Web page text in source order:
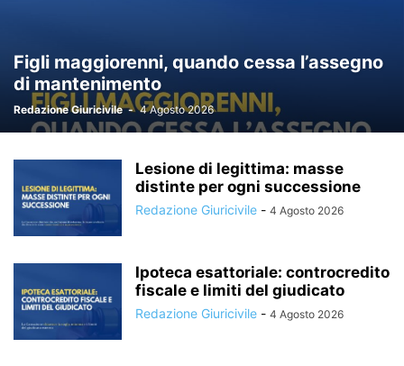
Figli maggiorenni, quando cessa l’assegno
di mantenimento
Redazione Giuricivile - 4 Agosto 2026
Lesione di legittima: masse
distinte per ogni successione
Redazione Giuricivile - 4 Agosto 2026
Ipoteca esattoriale: controcredito
fiscale e limiti del giudicato
Redazione Giuricivile - 4 Agosto 2026